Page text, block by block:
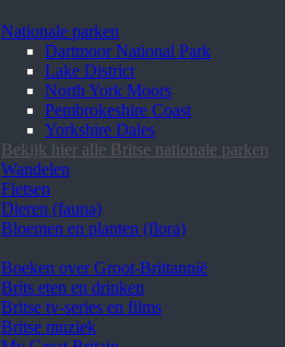
Nationale parken
Dartmoor National Park
Lake District
North York Moors
Pembrokeshire Coast
Yorkshire Dales
Bekijk hier alle Britse nationale parken
Wandelen
Fietsen
Dieren (fauna)
Bloemen en planten (flora)
Boeken over Groot-Brittannië
Brits eten en drinken
Britse tv-series en films
Britse muziek